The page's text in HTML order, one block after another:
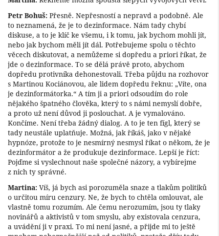
Petr Bohuš: Přesně. Nepřesností a nepravd a podobně. Ale
to neznamená, že je to dezinformace. Nám tady chybí
diskuse, a to je klíč ke všemu, i k tomu, jak bychom mohli jít,
nebo jak bychom měli jít dál. Potřebujeme spolu o těchto
věcech diskutovat, a nemůžeme si dopředu a priori říkat, že
jde o dezinformace. To se dělá právě proto, abychom
dopředu protivníka dehonestovali. Třeba půjdu na rozhovor
s Martinou Kociánovou, ale lidem dopředu řeknu: „Víte, ona
je dezinformátorka.“ A tím ji a priori odsoudím do role
nějakého špatného člověka, který to s námi nemyslí dobře,
a proto už není důvod ji poslouchat. A je vymalováno.
Končíme. Není třeba žádný dialog. A to je ten fígl, který se
tady neustále uplatňuje. Možná, jak říkáš, jako v nějaké
hypnóze, protože to je nesmírný nesmysl říkat o někom, že je
dezinformátor a že produkuje dezinformace. Lepší je říct:
Pojďme si vyslechnout naše společné názory, a vybírejme
z nich ty správné.
Martina: Víš, já bych asi porozuměla snaze a tlakům politiků
o určitou míru cenzury. Ne, že bych to chtěla omlouvat, ale
vlastně tomu rozumím. Ale čemu nerozumím, jsou ty tlaky
novinářů a aktivistů v tom smyslu, aby existovala cenzura,
a uvádění ji v praxi. To mi není jasné, a přijde mi to ještě